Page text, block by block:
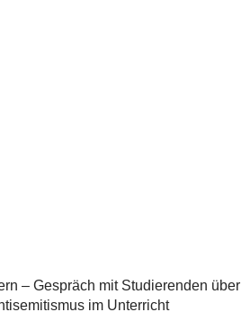
– Gespräch mit Studierenden über
im Unterricht